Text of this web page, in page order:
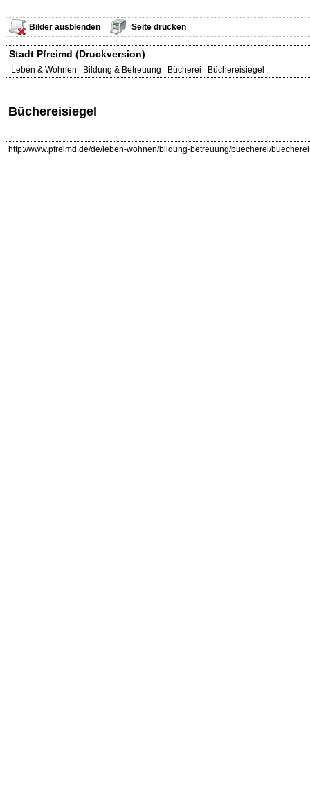
Bilder ausblenden Seite drucken
Stadt Pfreimd (Druckversion)
Leben & Wohnen Bildung & Betreuung Bücherei Büchereisiegel
Büchereisiegel
http://www.pfreimd.de/de/leben-wohnen/bildung-betreuung/buecherei/